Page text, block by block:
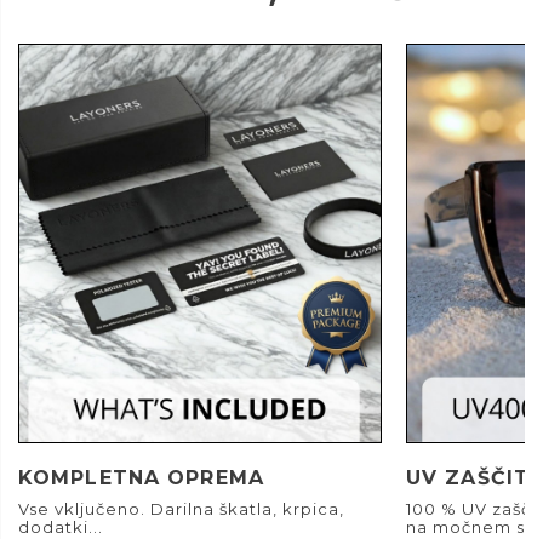
KOMPLETNA OPREMA
Vse vključeno. Darilna škatla, krpica,
dodatki...
UV
100 % UV
na močnem